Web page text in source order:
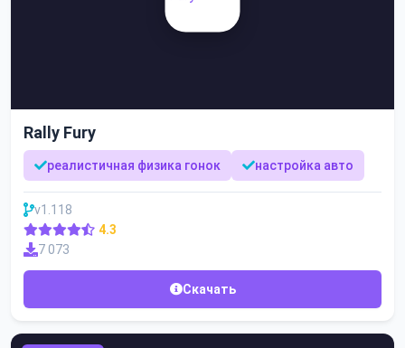
Rally Fury
реалистичная физика гонок настройка авто
v1.118
4.3
7 073
Скачать